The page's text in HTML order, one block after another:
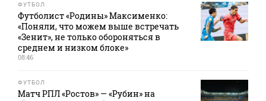
ФУТБОЛ
Футболист «Родины» Максименко:
«Поняли, что можем выше встречать
«Зенит», не только обороняться в
среднем и низком блоке»
08:46
ФУТБОЛ
Матч РПЛ «Ростов» — «Рубин» на